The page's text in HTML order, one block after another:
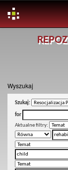
Wyszukaj
Szukaj:
for
Aktualne filtry: